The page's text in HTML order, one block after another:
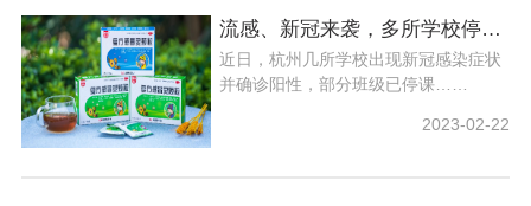
流感、新冠来袭，多所学校停课，防护不可少
近日，杭州几所学校出现新冠感染症状
并确诊阳性，部分班级已停课……
2023-02-22